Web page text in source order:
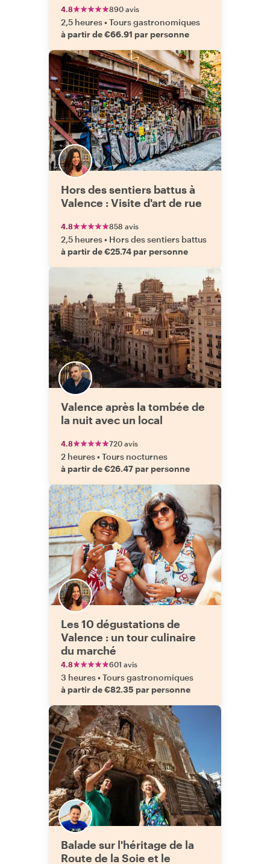
4.8 890 avis
2,5 heures•Tours gastronomiques
à partir de €66.91 par personne
Hors des sentiers battus à
Valence : Visite d'art de rue
4.8 858 avis
2,5 heures• Hors des sentiers battus
à partir de €25.74 par personne
Valence après la tombée de
la nuit avec un local
4.8 720 avis
2 heures•Tours nocturnes
à partir de €26.47 par personne
Les 10 dégustations de
Valence : un tour culinaire
du marché
4.8 601 avis
3 heures•Tours gastronomiques
à partir de €82.35 par personne
Balade sur l'héritage de la
Route de la Soie et le